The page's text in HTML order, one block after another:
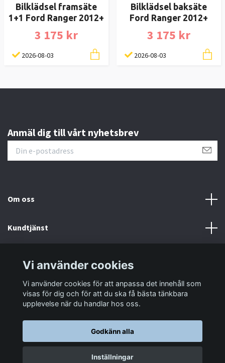
Bilklädsel framsäte
1+1 Ford Ranger 2012+
3 175 kr
2026-08-03
Bilklädsel baksäte
Ford Ranger 2012+
3 175 kr
2026-08-03
Anmäl dig till vårt nyhetsbrev
Om oss
Kundtjänst
Sociala medier
© 2026 LastaTungt.se
Vi använder cookies
Vi använder cookies för att anpassa det innehåll som
visas för dig och för att du ska få bästa tänkbara
upplevelse när du handlar hos oss.
Godkänn alla
Inställningar